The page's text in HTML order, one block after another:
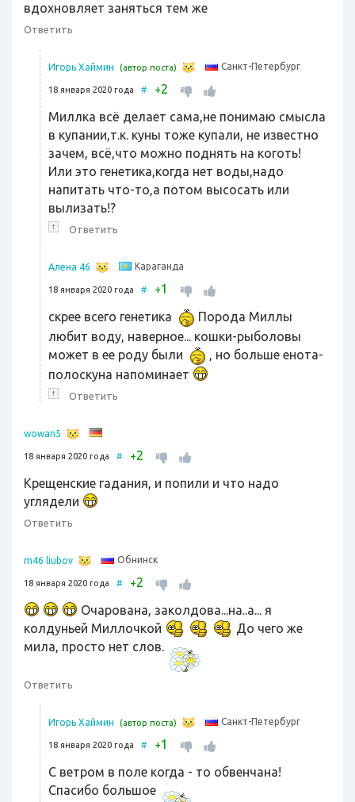
вдохновляет заняться тем же
Ответить
Игорь Хаймин (автор поста) Санкт-Петербург
18 января 2020 года # +2
Миллка всё делает сама,не понимаю смысла
в купании,т.к. куны тоже купали, не известно
зачем, всё,что можно поднять на коготь!
Или это генетика,когда нет воды,надо
напитать что-то,а потом высосать или
вылизать!?
↑ Ответить
Алена 46 Караганда
18 января 2020 года # +1
скрее всего генетика
Порода Миллы
любит воду, наверное... кошки-рыболовы
может в ее роду были
, но больше енота-
полоскуна напоминает
↑ Ответить
wowan5
18 января 2020 года # +2
Крещенские гадания, и попили и что надо
углядели
Ответить
m46 liubov Обнинск
18 января 2020 года # +2
Очарована, заколдова...на..а... я
колдуньей Миллочкой
До чего же
мила, просто нет слов.
Ответить
Игорь Хаймин (автор поста) Санкт-Петербург
18 января 2020 года # +1
С ветром в поле когда - то обвенчана!
Спасибо большое